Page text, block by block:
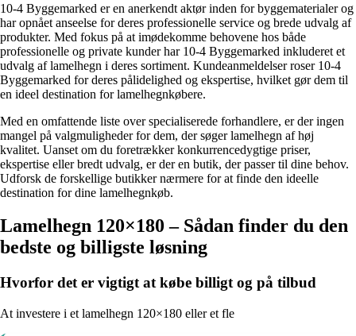
10-4 Byggemarked er en anerkendt aktør inden for byggematerialer og
har opnået anseelse for deres professionelle service og brede udvalg af
produkter. Med fokus på at imødekomme behovene hos både
professionelle og private kunder har 10-4 Byggemarked inkluderet et
udvalg af lamelhegn i deres sortiment. Kundeanmeldelser roser 10-4
Byggemarked for deres pålidelighed og ekspertise, hvilket gør dem til
en ideel destination for lamelhegnkøbere.
Med en omfattende liste over specialiserede forhandlere, er der ingen
mangel på valgmuligheder for dem, der søger lamelhegn af høj
kvalitet. Uanset om du foretrækker konkurrencedygtige priser,
ekspertise eller bredt udvalg, er der en butik, der passer til dine behov.
Udforsk de forskellige butikker nærmere for at finde den ideelle
destination for dine lamelhegnkøb.
Lamelhegn 120×180 – Sådan finder du den
bedste og billigste løsning
Hvorfor det er vigtigt at købe billigt og på tilbud
At investere i et lamelhegn 120×180 eller et fle